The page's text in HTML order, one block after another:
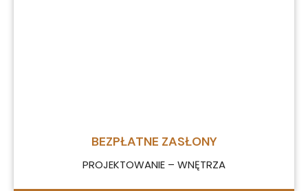
BEZPŁATNE ZASŁONY
PROJEKTOWANIE – WNĘTRZA